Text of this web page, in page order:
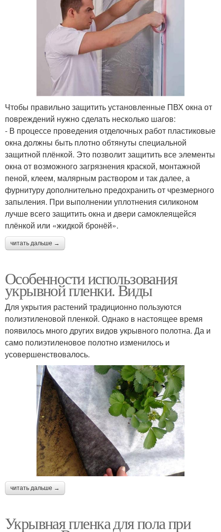
Чтобы правильно защитить установленные ПВХ окна от
повреждений нужно сделать несколько шагов:
- В процессе проведения отделочных работ пластиковые
окна должны быть плотно обтянуты специальной
защитной плёнкой. Это позволит защитить все элементы
окна от возможного загрязнения краской, монтажной
пеной, клеем, малярным раствором и так далее, а
фурнитуру дополнительно предохранить от чрезмерного
запыления. При выполнении уплотнения силиконом
лучше всего защитить окна и двери самоклеящейся
плёнкой или «жидкой бронёй».
читать дальше →
Особенности использования
укрывной пленки. Виды
Для укрытия растений традиционно пользуются
полиэтиленовой пленкой. Однако в настоящее время
появилось много других видов укрывного полотна. Да и
само полиэтиленовое полотно изменилось и
усовершенствовалось.
читать дальше →
Укрывная пленка для пола при